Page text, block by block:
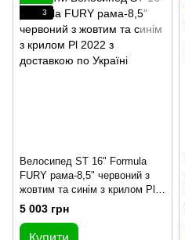
3
Велосипед ST 16" Formula
FURY рама-8,5" червоний з
жовтим та синім з крилом Pl
2022
5 003 грн